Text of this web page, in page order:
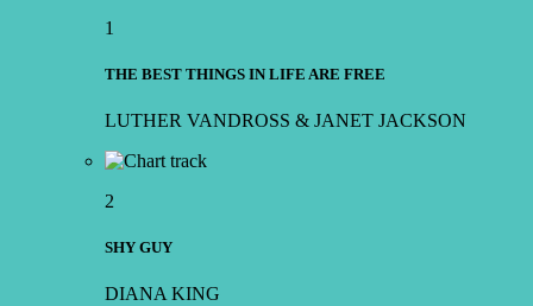
1
THE BEST THINGS IN LIFE ARE FREE
LUTHER VANDROSS & JANET JACKSON
2
SHY GUY
DIANA KING